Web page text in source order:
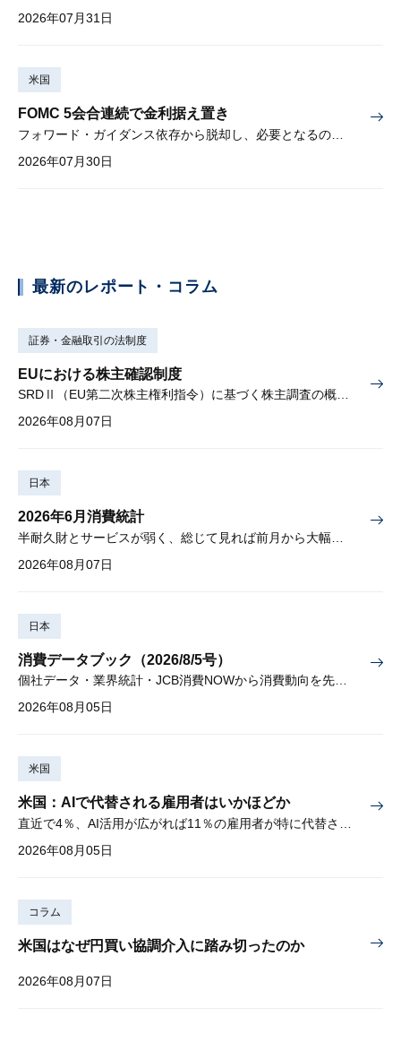
2026年07月31日
米国
FOMC 5会合連続で金利据え置き
2026年07月30日
最新のレポート・コラム
証券・金融取引の法制度
EUにおける株主確認制度
SRDⅡ（EU第二次株主権利指令）に基づく株主調査の概要と課題
2026年08月07日
日本
2026年6月消費統計
2026年08月07日
日本
消費データブック（2026/8/5号）
個社データ・業界統計・JCB消費NOWから消費動向を先取り
2026年08月05日
米国
米国：AIで代替される雇用者はいかほどか
2026年08月05日
コラム
米国はなぜ円買い協調介入に踏み切ったのか
2026年08月07日